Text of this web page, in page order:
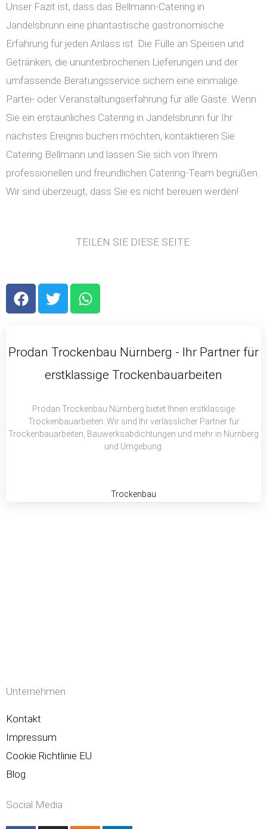
Unser Fazit ist, dass das Bellmann-Catering in
Jandelsbrunn eine phantastische gastronomische
Erfahrung für jeden Anlass ist. Die Fülle an Speisen und
Getränken, die ununterbrochenen Lieferungen und der
umfassende Beratungsservice sichern eine einmalige
Partei- oder Veranstaltungserfahrung für alle Gäste. Wenn
Sie ein erstaunliches Catering in Jandelsbrunn für Ihr
nächstes Ereignis buchen möchten, kontaktieren Sie
Catering Bellmann und lassen Sie sich von Ihrem
professionellen und freundlichen Catering-Team begrüßen.
Wir sind überzeugt, dass Sie es nicht bereuen werden!
TEILEN SIE DIESE SEITE:
F
a
b
T
w
t
r
W
h
s
p
Prodan Trockenbau Nürnberg - Ihr Partner für
erstklassige Trockenbauarbeiten
Prodan Trockenbau Nürnberg bietet Ihnen erstklassige
Trockenbauarbeiten. Wir sind Ihr verlässlicher Partner für
Trockenbauarbeiten, Bauwerksabdichtungen und mehr in Nürnberg
und Umgebung.
Trockenbau
Unternehmen
Kontakt
Impressum
Cookie Richtlinie EU
Blog
Social Media